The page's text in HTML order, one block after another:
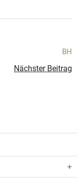
BH
Nächster Beitrag